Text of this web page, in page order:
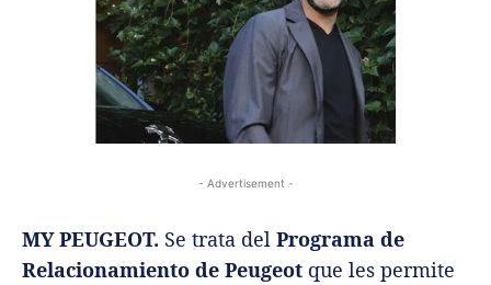
- Advertisement -
MY PEUGEOT. Se trata del Programa de
Relacionamiento de Peugeot que les permite